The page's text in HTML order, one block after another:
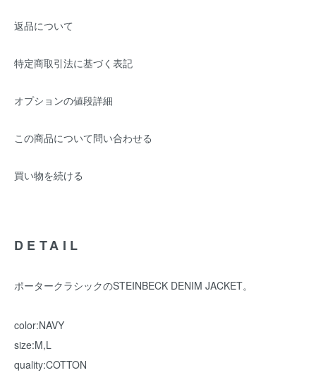
返品について
特定商取引法に基づく表記
オプションの値段詳細
この商品について問い合わせる
買い物を続ける
DETAIL
ポータークラシックのSTEINBECK DENIM JACKET。
color:NAVY
size:M,L
quality:COTTON